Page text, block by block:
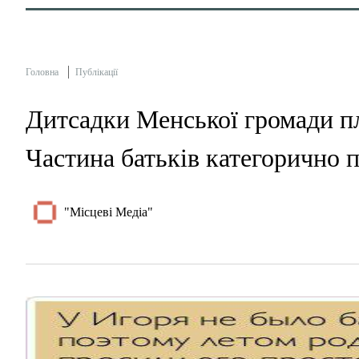
Головна Публікації
Дитсадки Менської громади
Частина батьків категорично
"Місцеві Медіа"